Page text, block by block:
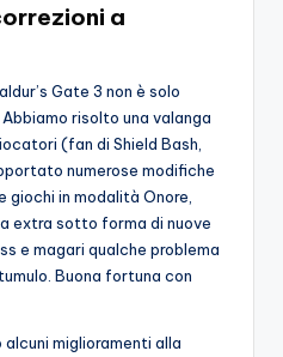
a
Gate 3 non è solo
risolto una valanga
(fan di Shield Bash,
numerose modifiche
giochi in modalità Onore,
extra sotto forma di nuove
e magari qualche problema
Buona fortuna con
miglioramenti alla